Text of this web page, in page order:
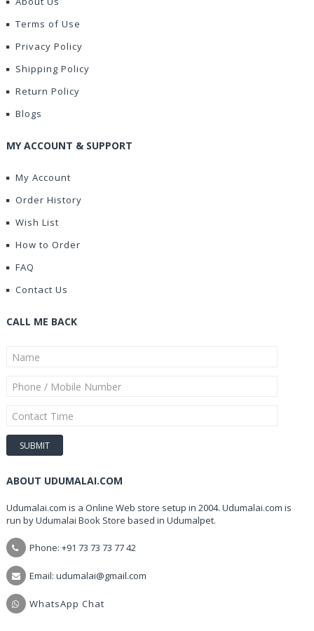
Terms of Use
Privacy Policy
Shipping Policy
Return Policy
Blogs
MY ACCOUNT & SUPPORT
My Account
Order History
Wish List
How to Order
FAQ
Contact Us
CALL ME BACK
ABOUT UDUMALAI.COM
Udumalai.com is a Online Web store setup in 2004. Udumalai.com is
run by Udumalai Book Store based in Udumalpet.
Phone: +91 73 73 73 77 42
Email: udumalai@gmail.com
WhatsApp Chat